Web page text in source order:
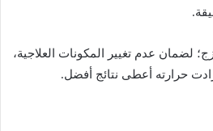
لضمان عدم تغيير المكونات العلاجية،
حرارته أعطى نتائج أفضل.